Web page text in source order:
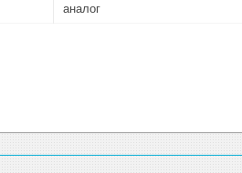
аналог